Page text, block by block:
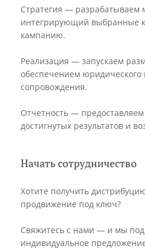
Стратегия — разрабатываем
интегрирующий выбранные
кампанию.
Реализация — запускаем
обеспечением юридического
сопровождения.
Отчетность —
достигнутых результатов и
Начать сотрудничество
Хотите получить
продвижение под ключ?
Свяжитесь с нами — и мы
индивидуальное